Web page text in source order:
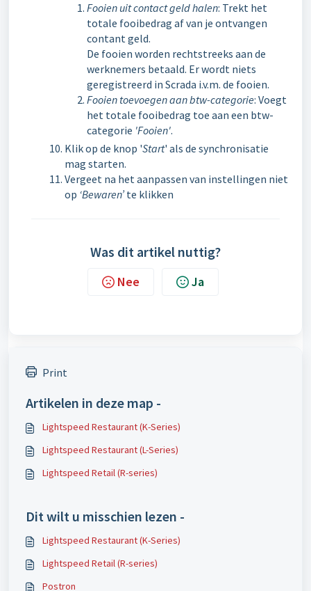
Fooien uit contact geld halen: Trekt het
totale fooibedrag af van je ontvangen
contant geld.
De fooien worden rechtstreeks aan de
werknemers betaald. Er wordt niets
geregistreerd in Scrada i.v.m. de fooien.
Fooien toevoegen aan btw-categorie: Voegt
het totale fooibedrag toe aan een btw-
categorie 'Fooien'.
Klik op de knop 'Start' als de synchronisatie
mag starten.
Vergeet na het aanpassen van instellingen niet
op ‘Bewaren’ te klikken
Was dit artikel nuttig?
Nee Ja
Print
Artikelen in deze map -
Lightspeed Restaurant (K-Series)
Lightspeed Restaurant (L-Series)
Lightspeed Retail (R-series)
Dit wilt u misschien lezen -
Lightspeed Restaurant (K-Series)
Lightspeed Retail (R-series)
Postron